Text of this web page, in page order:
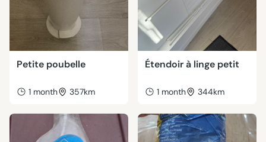
Petite poubelle
1 month 357km
Étendoir à linge petit
1 month 344km